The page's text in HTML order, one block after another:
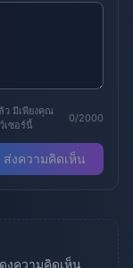
ว มีเพียงคุณ
เซอร์นี้
0/2000
ส่งความคิดเห็น
งความคิดเห็น